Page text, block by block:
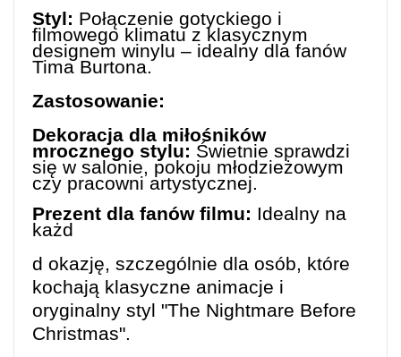
Styl: Połączenie gotyckiego i
filmowego klimatu z klasycznym
designem winylu – idealny dla fanów
Tima Burtona.
Zastosowanie:
Dekoracja dla miłośników
mrocznego stylu: Świetnie sprawdzi
się w salonie, pokoju młodzieżowym
czy pracowni artystycznej.
Prezent dla fanów filmu: Idealny na
każd
d okazję, szczególnie dla osób, które
kochają klasyczne animacje i
oryginalny styl "The Nightmare Before
Christmas".